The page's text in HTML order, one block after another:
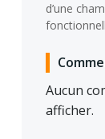
d’une
Aucun
afficher.